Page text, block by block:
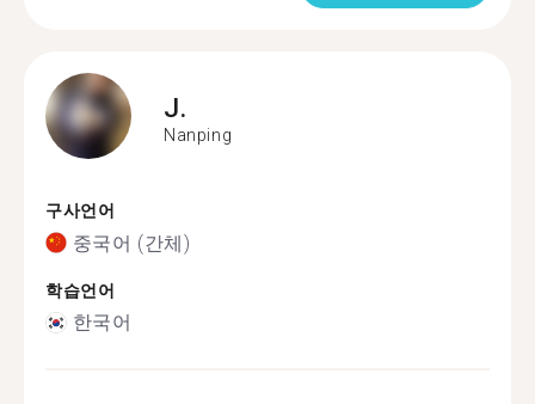
J.
Nanping
구사언어
중국어 (간체)
학습언어
한국어